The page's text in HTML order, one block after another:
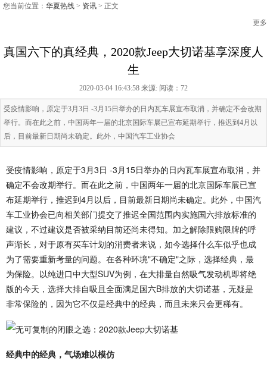
您当前位置： 华夏热线 > 资讯 > 正文
更多
真国六下的真经典，2020款Jeep大切诺基享深度人
生
2020-03-04 16:43:58 来源: 阅读：72
受疫情影响，原定于3月3日 -3月15日举办的日内瓦车展宣布取消，并确定不会改期
举行。而在此之前，中国两年一届的北京国际车展已宣布延期举行，推迟到4月以
后，目前最新日期尚未确定。此外，中国汽车工业协会
受疫情影响，原定于3月3日 -3月15日举办的日内瓦车展宣布取消，并
确定不会改期举行。而在此之前，中国两年一届的北京国际车展已宣
布延期举行，推迟到4月以后，目前最新日期尚未确定。此外，中国汽
车工业协会已向相关部门提交了推迟全国范围内实施国六排放标准的
建议，不过建议是否被采纳目前还尚未得知。加之解除限购限牌的呼
声渐长，对于原有买车计划的消费者来说，如今选择什么车似乎也成
为了需要重新考量的问题。在各种环境"不确定"之际，选择经典，最
为保险。以纯进口中大型SUV为例，在大排量自然吸气发动机即将绝
版的今天，选择大排自吸且全面满足国六B排放的大切诺基，无疑是
非常保险的，因为它不仅是经典中的经典，而且未来只会更稀有。
经典中的经典，气场难以模仿